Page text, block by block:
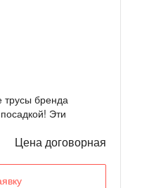
трусы бренда
Эти
Цена договорная